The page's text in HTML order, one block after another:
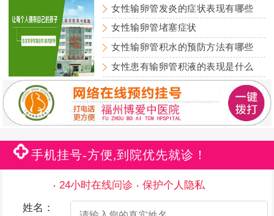
女性输卵管发炎的症状表现有哪些
女性输卵管堵塞症状
女性输卵管积水的预防方法有哪些
女性患有输卵管积液的表现是什么
手机挂号-方便,到院优先就诊！
24小时在线问诊
保护个人隐私
姓名：